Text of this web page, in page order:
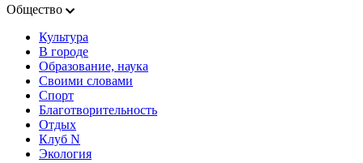
Общество
Культура
В городе
Образование, наука
Своими словами
Спорт
Благотворительность
Отдых
Клуб N
Экология